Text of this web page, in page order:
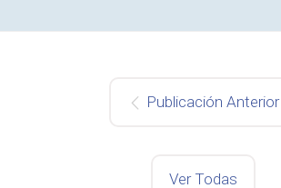
Publicación Anterior
Ver Todas